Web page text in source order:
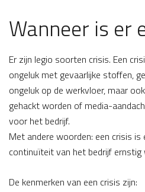
Wanneer is er
Er zijn legio soorten crisis. Een
ongeluk met gevaarlijke stoffen,
ongeluk op de werkvloer, maar
gehackt worden of media-
voor het bedrijf.
Met andere woorden: een crisis
continuïteit van het bedrijf ernstig
De kenmerken van een crisis zijn: